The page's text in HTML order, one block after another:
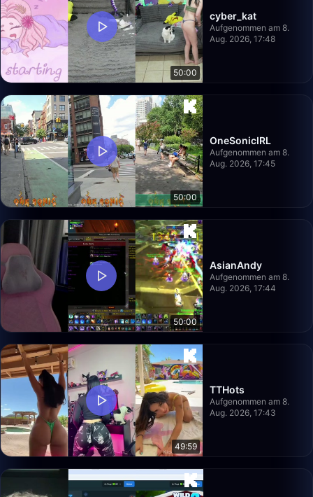
50:00
cyber_kat
Aufgenommen am 8.
Aug. 2026, 17:48
50:00
OneSonicIRL
Aufgenommen am 8.
Aug. 2026, 17:45
50:00
AsianAndy
Aufgenommen am 8.
Aug. 2026, 17:44
49:59
TTHots
Aufgenommen am 8.
Aug. 2026, 17:43